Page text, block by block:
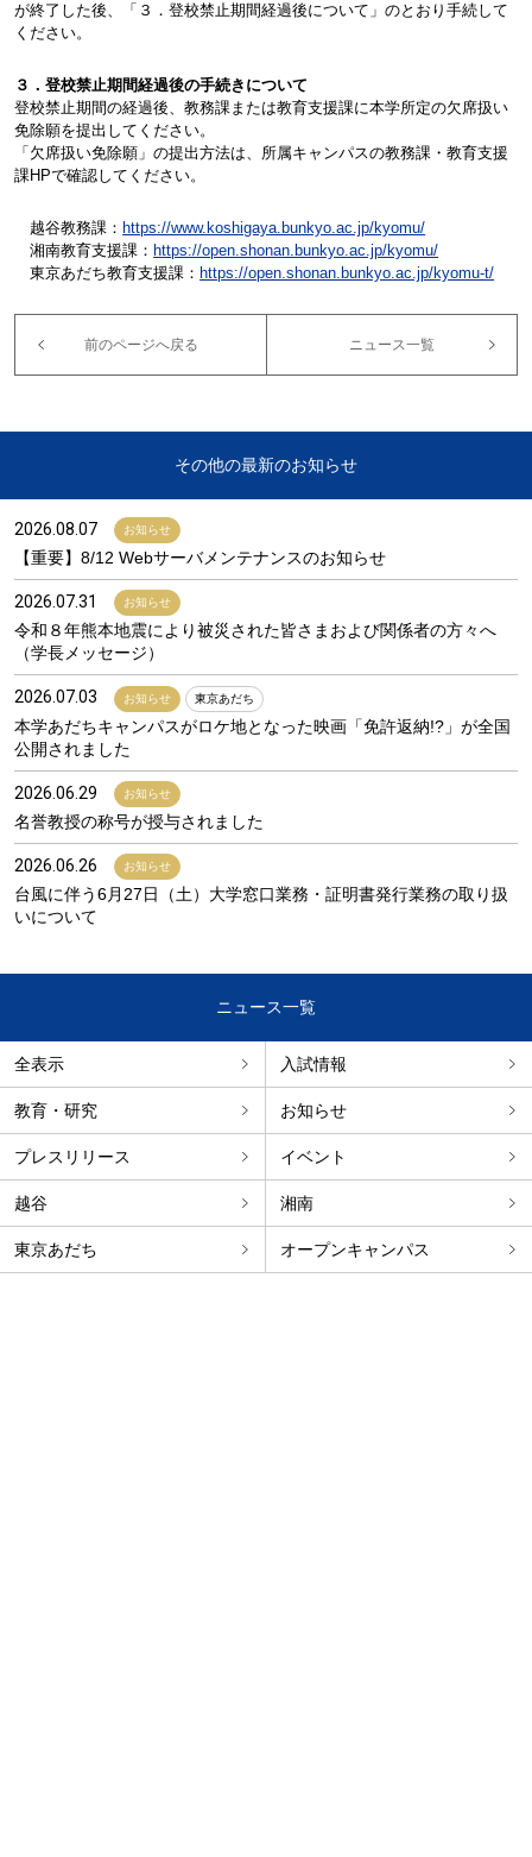
が終了した後、「３．登校禁止期間経過後について」のとおり手続して
ください。
３．登校禁止期間経過後の手続きについて
登校禁止期間の経過後、教務課または教育支援課に本学所定の欠席扱い
免除願を提出してください。
「欠席扱い免除願」の提出方法は、所属キャンパスの教務課・教育支援
課HPで確認してください。
越谷教務課： https://www.koshigaya.bunkyo.ac.jp/kyomu/
湘南教育支援課： https://open.shonan.bunkyo.ac.jp/kyomu/
東京あだち教育支援課： https://open.shonan.bunkyo.ac.jp/kyomu-t/
前のページへ戻る ニュース一覧
その他の最新のお知らせ
2026.08.07 お知らせ
【重要】8/12 Webサーバメンテナンスのお知らせ
2026.07.31 お知らせ
令和８年熊本地震により被災された皆さまおよび関係者の方々へ
（学長メッセージ）
2026.07.03 お知らせ 東京あだち
本学あだちキャンパスがロケ地となった映画「免許返納!?」が全国
公開されました
2026.06.29 お知らせ
名誉教授の称号が授与されました
2026.06.26 お知らせ
台風に伴う6月27日（土）大学窓口業務・証明書発行業務の取り扱
いについて
ニュース一覧
全表示 入試情報
教育・研究 お知らせ
プレスリリース イベント
越谷 湘南
東京あだち オープンキャンパス